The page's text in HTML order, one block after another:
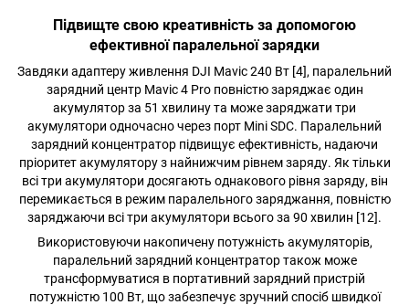
Підвищте свою креативність за допомогою
ефективної паралельної зарядки
Завдяки адаптеру живлення DJI Mavic 240 Вт [4], паралельний
зарядний центр Mavic 4 Pro повністю заряджає один
акумулятор за 51 хвилину та може заряджати три
акумулятори одночасно через порт Mini SDC. Паралельний
зарядний концентратор підвищує ефективність, надаючи
пріоритет акумулятору з найнижчим рівнем заряду. Як тільки
всі три акумулятори досягають однакового рівня заряду, він
перемикається в режим паралельного заряджання, повністю
заряджаючи всі три акумулятори всього за 90 хвилин [12].
Використовуючи накопичену потужність акумуляторів,
паралельний зарядний концентратор також може
трансформуватися в портативний зарядний пристрій
потужністю 100 Вт, що забезпечує зручний спосіб швидкої